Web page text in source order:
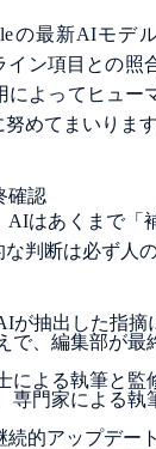
の最新AIモデ
イン項目との照
よってヒュー
めてまいります
確認
AIはあくまで「
判断は必ず人
が抽出した指摘
で、編集部が最
による執筆と監
専門家による執
続的アップデート